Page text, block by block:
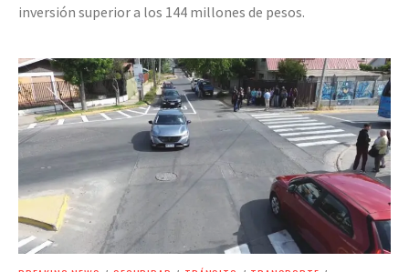
inversión superior a los 144 millones de pesos.